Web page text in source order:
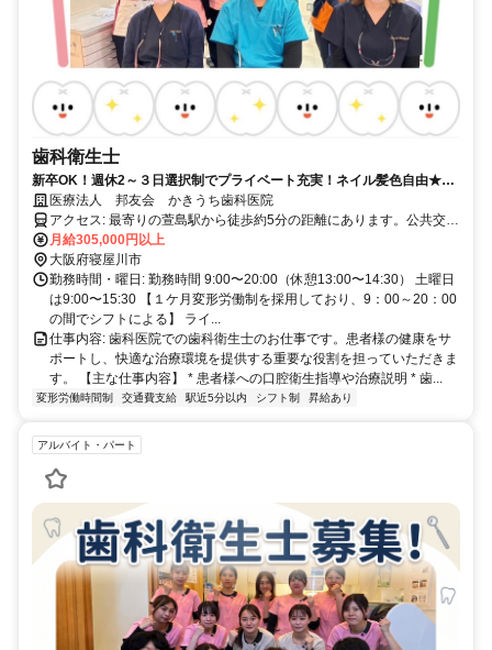
歯科衛生士
新卒OK！週休2～３日選択制でプライベート充実！ネイル髪色自由★昇
給•賞与あり！
医療法人 邦友会 かきうち歯科医院
アクセス: 最寄りの萱島駅から徒歩約5分の距離にあります。公共交通
機関をご利用の場合、京阪電車が便利です。詳しいアクセス方法につ
いては、お問い合わせください。
月給305,000円以上
大阪府寝屋川市
勤務時間・曜日: 勤務時間 9:00〜20:00（休憩13:00〜14:30） 土曜日
は9:00〜15:30 【１ケ月変形労働制を採用しており、9：00～20：00
の間でシフトによる】 ライ...
仕事内容: 歯科医院での歯科衛生士のお仕事です。患者様の健康をサ
ポートし、快適な治療環境を提供する重要な役割を担っていただきま
す。 【主な仕事内容】 * 患者様への口腔衛生指導や治療説明 * 歯...
変形労働時間制 交通費支給 駅近5分以内 シフト制 昇給あり
アルバイト・パート